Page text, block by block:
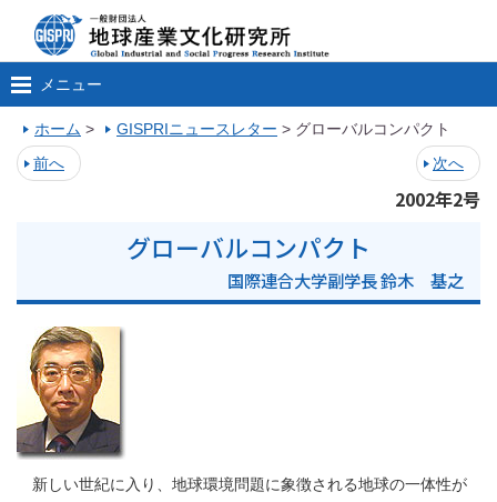
メニュー
ホーム > GISPRIニュースレター > グローバルコンパクト
前へ
次へ
2002年2号
グローバルコンパクト
国際連合大学副学長 鈴木 基之
新しい世紀に入り、地球環境問題に象徴される地球の一体性が